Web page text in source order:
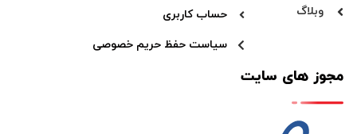
وبلاگ
حساب کاربری
سیاست حفظ حریم خصوصی
مجوز های سایت